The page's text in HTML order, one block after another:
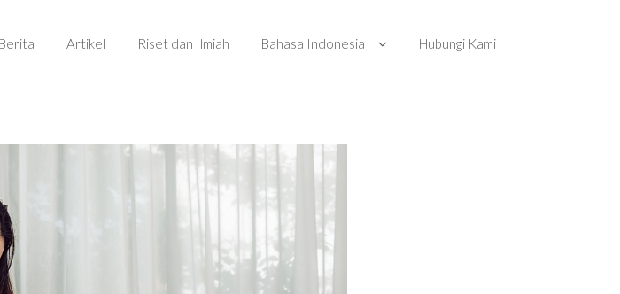
Berita Artikel Riset dan Ilmiah Bahasa Indonesia Hubungi Kami